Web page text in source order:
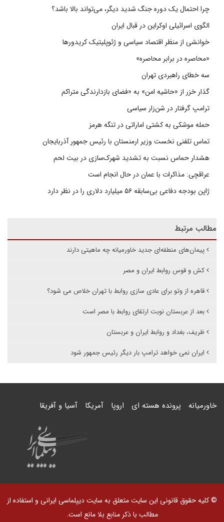
چرا احتمال یک دوره جنگ شدید دیگر، می‌تواند بالا باشد؟
الگوی اسرائیلی اوکراین در قبال ایران
خوانشی از منظر اقتصاد سیاسی و ژئوپلیتیک کریدورها
«محاصره در برابر محاصره»
سه خطای راهبردی تهران
گذار خزر از «حاشیه امن» به «فضای بازدارندگی متراکم
ترامپ گرفتار در شن‌زار سیاسی
حمله موشکی به کشتی اماراتی در تنگه هرمز
تماس تلفنی نخست وزیر ارمنستان با رئیس جمهور آذربایجان
هشدار حماس نسبت به تشدید شهرک‌سازی در بیت‌ لحم
عراقچی: مذاکرات با عمان در حال انجام است
ژاپن بودجه دفاعی بی‌سابقه ۵۶ میلیارد دلاری را در نظر دارد
مطالب مرتبط
پیمان‌های منطقه‌ای جدید خاورمیانه چه ماهیتی دارند
کش و قوس روابط ایران و مصر
قاهره از وتو برای عادی سازی روابط با تهران خلاص می شود؟
بعد از عربستان نوبت ارتقای روابط با مصر است
ظریف، بغداد و روابط ایران و عربستان
ایران نمی خواهد ترامپ بار دیگر رئیس جمهور شود
خاورمیانه پرونده هسته ای اروپا آمریکا آسیا و آفریقا
© کلیه حقوق قانونی این سایت متعلق به سایت دیپلماسی ایرانی و استفاده از
مطالب با ذکر منابع بلا مانع است.